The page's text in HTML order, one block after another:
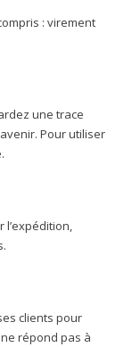
: virement
une trace
Pour utiliser
l’expédition,
clients pour
répond pas à